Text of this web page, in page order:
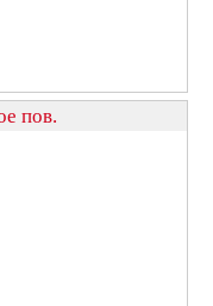
пов.